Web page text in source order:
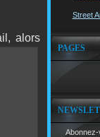
l, alors
Street
PAGES